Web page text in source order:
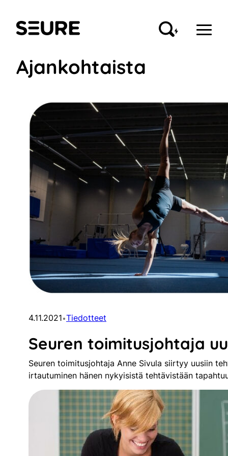
sisältöön
Seure
Ajankohtaista
4.11.2021•Tiedotteet
Seuren toimitusjohtaja
Seuren toimitusjohtaja Anne Sivula siirtyy uusiin
irtautuminen hänen nykyisistä tehtävistään